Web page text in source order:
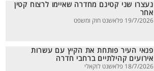
נעצרו שני קטינם מחדרה שאיימו לרצוח קטין
אחר
19/7/2026 פלאשנט חוק ומשפט
פנאי העיר פותחת את הקיץ עם עשרות
אירועים קהילתיים ברחבי חדרה
18/7/2026 פלאשנט לוקאלי